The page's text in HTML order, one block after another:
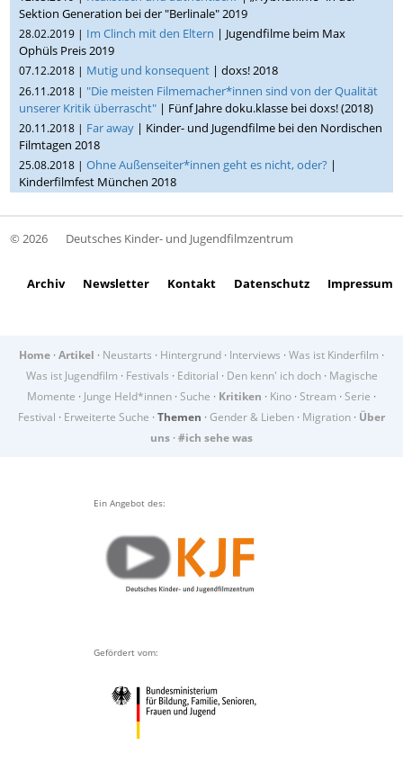
Sektion Generation bei der "Berlinale" 2019
28.02.2019 | Im Clinch mit den Eltern | Jugendfilme beim Max
Ophüls Preis 2019
07.12.2018 | Mutig und konsequent | doxs! 2018
26.11.2018 | "Die meisten Filmemacher*innen sind von der Qualität
unserer Kritik überrascht" | Fünf Jahre doku.klasse bei doxs! (2018)
20.11.2018 | Far away | Kinder- und Jugendfilme bei den Nordischen
Filmtagen 2018
25.08.2018 |Ohne Außenseiter*innen geht es nicht, oder? |
Kinderfilmfest München 2018
© 2026 Deutsches Kinder- und Jugendfilmzentrum
Archiv Newsletter Kontakt Datenschutz Impressum
Home · Artikel · Neustarts · Hintergrund · Interviews · Was ist Kinderfilm ·
Was ist Jugendfilm · Festivals · Editorial · Den kenn' ich doch· Magische
Momente · Junge Held*innen · Suche · Kritiken · Kino · Stream · Serie ·
Festival · Erweiterte Suche · Themen · Gender & Lieben · Migration · Über
uns · #ich sehe was
Ein Angebot des:
Gefördert vom: